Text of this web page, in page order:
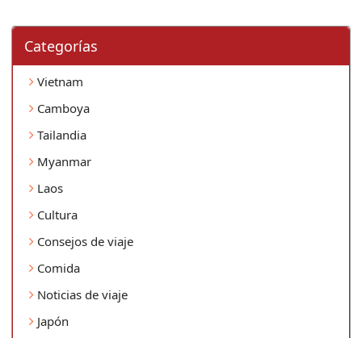
Categorí­as
Vietnam
Camboya
Tailandia
Myanmar
Laos
Cultura
Consejos de viaje
Comida
Noticias de viaje
Japón